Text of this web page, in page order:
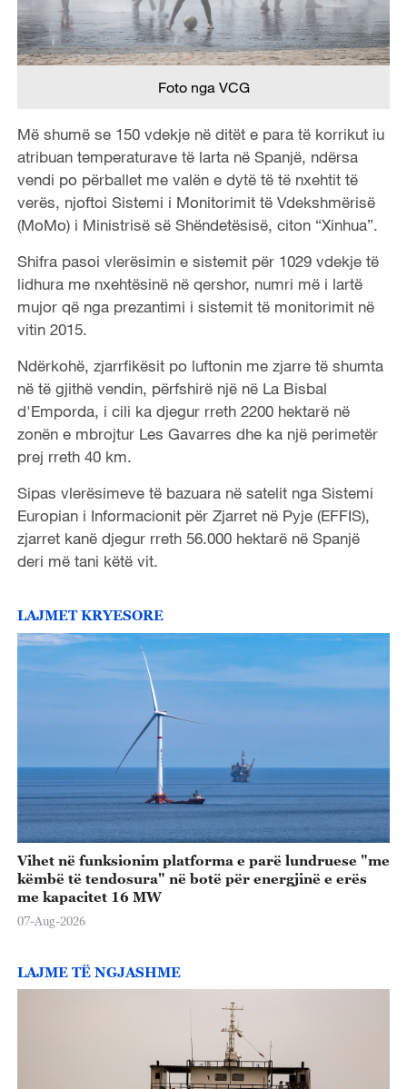
Foto nga VCG
Më shumë se 150 vdekje në ditët e para të korrikut iu
atribuan temperaturave të larta në Spanjë, ndërsa
vendi po përballet me valën e dytë të të nxehtit të
verës, njoftoi Sistemi i Monitorimit të Vdekshmërisë
(MoMo) i Ministrisë së Shëndetësisë, citon “Xinhua”.
Shifra pasoi vlerësimin e sistemit për 1029 vdekje të
lidhura me nxehtësinë në qershor, numri më i lartë
mujor që nga prezantimi i sistemit të monitorimit në
vitin 2015.
Ndërkohë, zjarrfikësit po luftonin me zjarre të shumta
në të gjithë vendin, përfshirë një në La Bisbal
d'Emporda, i cili ka djegur rreth 2200 hektarë në
zonën e mbrojtur Les Gavarres dhe ka një perimetër
prej rreth 40 km.
Sipas vlerësimeve të bazuara në satelit nga Sistemi
Europian i Informacionit për Zjarret në Pyje (EFFIS),
zjarret kanë djegur rreth 56.000 hektarë në Spanjë
deri më tani këtë vit.
LAJMET KRYESORE
Vihet në funksionim platforma e parë lundruese "me
këmbë të tendosura" në botë për energjinë e erës
me kapacitet 16 MW
07-Aug-2026
LAJME TË NGJASHME